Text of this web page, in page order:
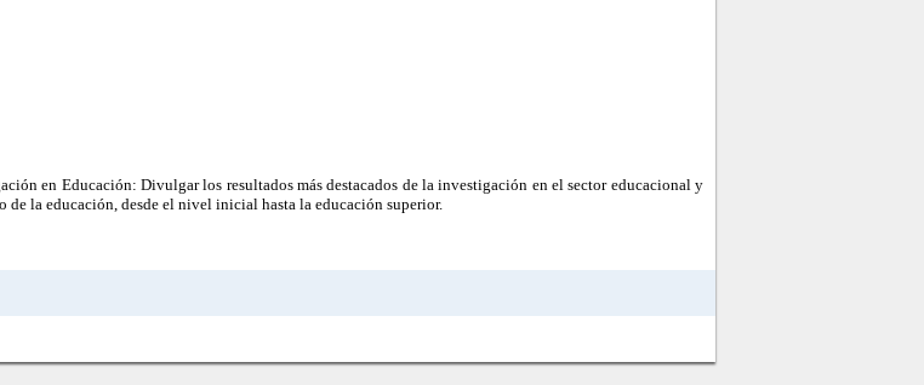
en Educación: Divulgar los resultados más destacados de la investigación en el sector educacional y
de la educación, desde el nivel inicial hasta la educación superior.